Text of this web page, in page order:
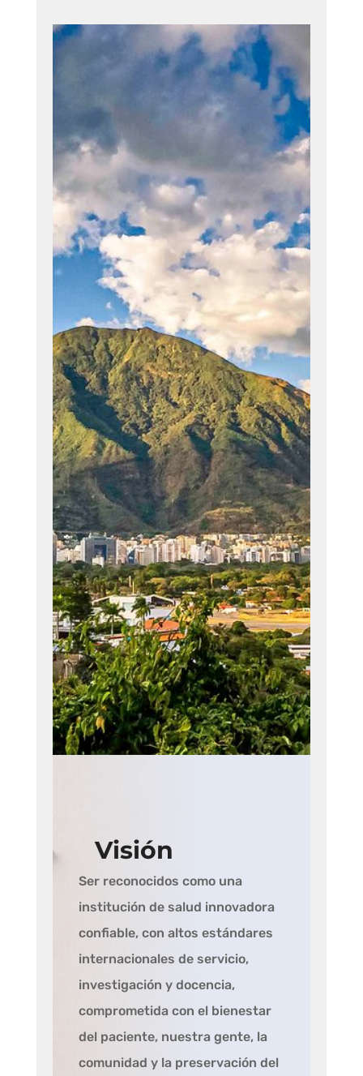
Misión
Entender las
necesidades de
nuestros
pacientes para
prestarles un
servicio de salud
de excelente
calidad
apoyados en un
equipo de
profesionales de
primera línea,
procesos
eficientes,
tecnología de
avanzada y
estricto apego a
las normas de
higiene y
seguridad.
Visión
Ser reconocidos como una
institución de salud innovadora
confiable, con altos estándares
internacionales de servicio,
investigación y docencia,
comprometida con el bienestar
del paciente, nuestra gente, la
comunidad y la preservación del